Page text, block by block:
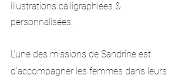
illustrations calligraphiées &
personnalisées.
L'une des missions de Sandrine est
d'accompagner les femmes dans leurs